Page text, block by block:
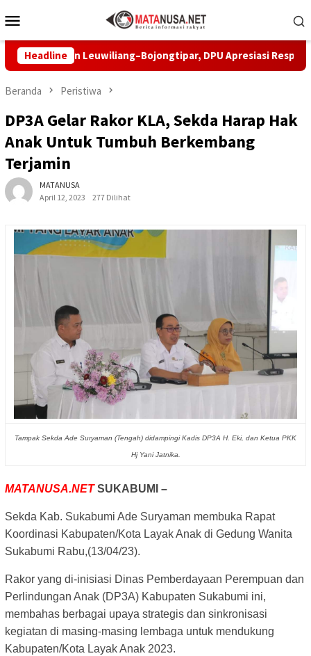
ke
Mobile
Headline
Leuwiliang–Bojongtipar, DPU Apresiasi Respons Penyedia
Beranda Peristiwa
DP3A Gelar Rakor KLA, Sekda Harap Hak
Anak Untuk Tumbuh Berkembang
Terjamin
MATANUSA
April 12, 2023
277 Dilihat
Tampak Sekda Ade Suryaman (Tengah) didampingi Kadis DP3A H. Eki, dan Ketua PKK
Hj Yani Jatnika.
MATANUSA.NETSUKABUMI –
Sekda Kab. Sukabumi Ade Suryaman membuka Rapat
Koordinasi Kabupaten/Kota Layak Anak di Gedung Wanita
Sukabumi Rabu,(13/04/23).
Rakor yang di-inisiasi Dinas Pemberdayaan Perempuan dan
Perlindungan Anak (DP3A) Kabupaten Sukabumi ini,
membahas berbagai upaya strategis dan sinkronisasi
kegiatan di masing-masing lembaga untuk mendukung
Kabupaten/Kota Layak Anak 2023.